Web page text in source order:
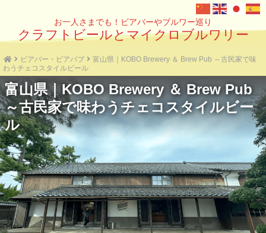
お一人さまでも！ビアバーやブルワー巡り
クラフトビールとマイクロブルワリー
ビアバー・ビアパブ
富山県｜KOBO Brewery ＆ Brew Pub ～古民家で味
わうチェコスタイルビール
富山県｜KOBO Brewery ＆ Brew Pub
～古民家で味わうチェコスタイルビー
ル